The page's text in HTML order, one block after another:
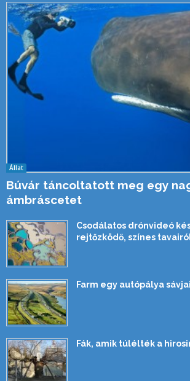
Állat
Búvár táncoltatott meg egy
ámbráscetet
Csodálatos drónvideó
rejtőzködő, színes
Farm egy autópálya
Fák, amik túlélték a